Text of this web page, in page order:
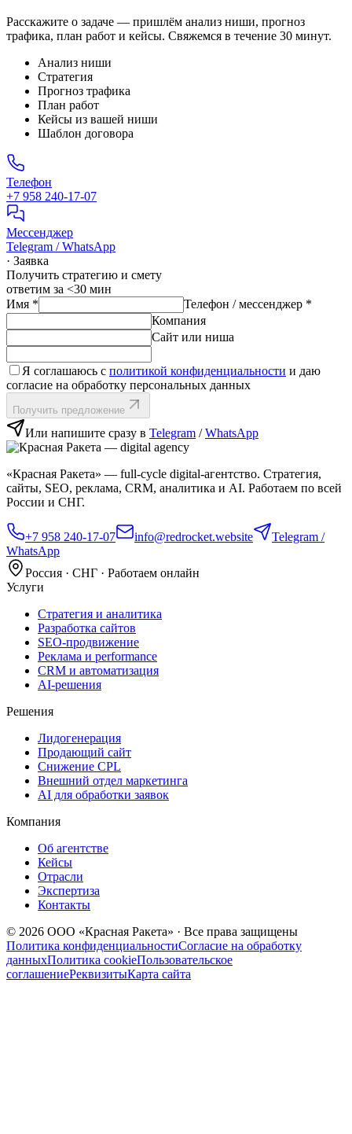
Расскажите о задаче — пришлём анализ ниши, прогноз
трафика, план работ и кейсы. Свяжемся в течение 30 минут.
Анализ ниши
Стратегия
Прогноз трафика
План работ
Кейсы из вашей ниши
Шаблон договора
Телефон
+7 958 240‑17‑07
Мессенджер
Telegram / WhatsApp
· Заявка
Получить стратегию и смету
ответим за <30 мин
Имя * Телефон / мессенджер *
Компания
Сайт или ниша
Я соглашаюсь с политикой конфиденциальности и даю
согласие на обработку персональных данных
Получить предложение
Или напишите сразу в Telegram /WhatsApp
«Красная Ракета» — full‑cycle digital‑агентство. Стратегия,
сайты, SEO, реклама, CRM, аналитика и AI. Работаем по всей
России и СНГ.
+7 958 240‑17‑07 info@redrocket.website
Telegram /
WhatsApp
Россия · СНГ · Работаем онлайн
Услуги
Стратегия и аналитика
Разработка сайтов
SEO‑продвижение
Реклама и performance
CRM и автоматизация
AI‑решения
Решения
Лидогенерация
Продающий сайт
Снижение CPL
Внешний отдел маркетинга
AI для обработки заявок
Компания
Об агентстве
Кейсы
Отрасли
Экспертиза
Контакты
© 2026 ООО «Красная Ракета» · Все права защищены
Политика конфиденциальностиСогласие на обработку
данныхПолитика cookieПользовательское
соглашениеРеквизитыКарта сайта